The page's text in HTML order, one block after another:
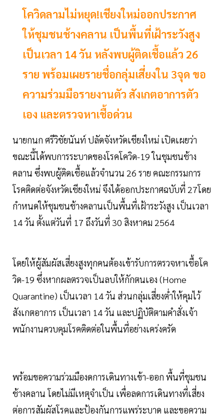
โควิดลามไม่หยุด!เชียงใหม่ออกประกาศ
ให้ชุมชนช้างคลาน เป็นพื้นที่เฝ้าระวังสูง
เป็นเวลา 14 วัน หลังพบผู้ติดเชื้อแล้ว 26
ราย พร้อมเผยรายชื่อกลุ่มเสี่ยงใน 3จุด ขอ
ความร่วมมือรายงานตัว สังเกตอาการตัว
เอง และตรวจหาเชื้อด่วน
นายกนก ศรีวิชัยนันท์ ปลัดจังหวัดเชียงใหม่ เปิดเผยว่า
ขณะนี้ได้พบการระบาดของโรคโควิด-19 ในชุมชนช้าง
คลาน ซึ่งพบผู้ติดเชื้อแล้วจำนวน 26 ราย คณะกรรมการ
โรคติดต่อจังหวัดเชียงใหม่ จึงได้ออกประกาศฉบับที่ 27โดย
กำหนดให้ชุมชนช้างคลานเป็นพื้นที่เฝ้าระวังสูง เป็นเวลา
14 วัน ตั้งแต่วันที่ 17 ถึงวันที่ 30 สิงหาคม 2564
โดยให้ผู้สัมผัสเสี่ยงสูงทุกคนต้องเข้ารับการตรวจหาเชื้อโค
วิด-19 ซึ่งหากผลตรวจเป็นลบให้กักตนเอง (Home
Quarantine) เป็นเวลา 14 วัน ส่วนกลุ่มเสี่ยงต่ำให้คุมไว้
สังเกตอาการ เป็นเวลา 14 วัน และปฏิบัติตามคำสั่งเจ้า
พนักงานควบคุมโรคติดต่อในพื้นที่อย่างเคร่งครัด
พร้อมขอความร่วมมืองดการเดินทางเข้า-ออก พื้นที่ชุมชน
ช้างคลาน โดยไม่มีเหตุจำเป็น เพื่อลดการเดินทางที่เสี่ยง
ต่อการสัมผัสโรคและป้องกันการแพร่ระบาด และขอความ